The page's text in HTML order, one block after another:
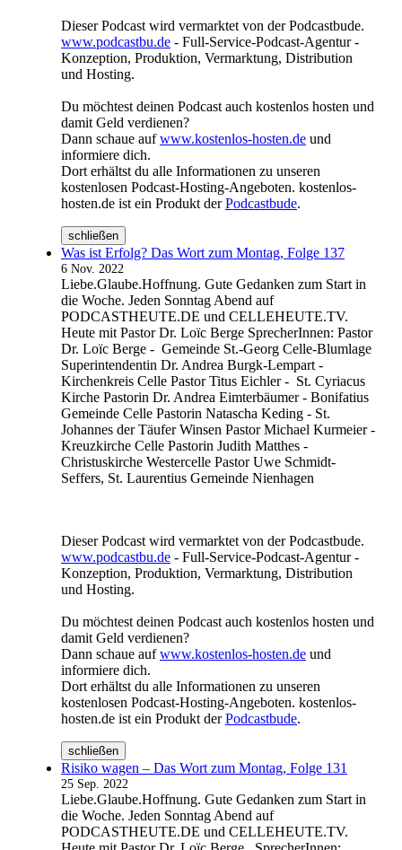
Dieser Podcast wird vermarktet von der Podcastbude.
www.podcastbu.de - Full-Service-Podcast-Agentur -
Konzeption, Produktion, Vermarktung, Distribution
und Hosting.
Du möchtest deinen Podcast auch kostenlos hosten und
damit Geld verdienen?
Dann schaue aufwww.kostenlos-hosten.de und
informiere dich.
Dort erhältst du alle Informationen zu unseren
kostenlosen Podcast-Hosting-Angeboten. kostenlos-
hosten.de ist ein Produkt derPodcastbude.
schließen
Was ist Erfolg? Das Wort zum Montag, Folge 137
6 Nov. 2022
Liebe.Glaube.Hoffnung. Gute Gedanken zum Start in
die Woche. Jeden Sonntag Abend auf
PODCASTHEUTE.DE und CELLEHEUTE.TV.
Heute mit Pastor Dr. Loïc Berge SprecherInnen: Pastor
Dr. Loïc Berge - Gemeinde St.-Georg Celle-Blumlage
Superintendentin Dr. Andrea Burgk-Lempart -
Kirchenkreis Celle Pastor Titus Eichler - St. Cyriacus
Kirche Pastorin Dr. Andrea Eimterbäumer - Bonifatius
Gemeinde Celle Pastorin Natascha Keding - St.
Johannes der Täufer Winsen Pastor Michael Kurmeier -
Kreuzkirche Celle Pastorin Judith Matthes -
Christuskirche Westercelle Pastor Uwe Schmidt-
Seffers, St. Laurentius Gemeinde Nienhagen
Dieser Podcast wird vermarktet von der Podcastbude.
www.podcastbu.de - Full-Service-Podcast-Agentur -
Konzeption, Produktion, Vermarktung, Distribution
und Hosting.
Du möchtest deinen Podcast auch kostenlos hosten und
damit Geld verdienen?
Dann schaue aufwww.kostenlos-hosten.de und
informiere dich.
Dort erhältst du alle Informationen zu unseren
kostenlosen Podcast-Hosting-Angeboten. kostenlos-
hosten.de ist ein Produkt derPodcastbude.
schließen
Risiko wagen – Das Wort zum Montag, Folge 131
25 Sep. 2022
Liebe.Glaube.Hoffnung. Gute Gedanken zum Start in
die Woche. Jeden Sonntag Abend auf
PODCASTHEUTE.DE und CELLEHEUTE.TV.